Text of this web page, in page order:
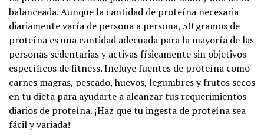
balanceada. Aunque la cantidad de proteína necesaria
diariamente varía de persona a persona, 50 gramos de
proteína es una cantidad adecuada para la mayoría de las
personas sedentarias y activas físicamente sin objetivos
específicos de fitness. Incluye fuentes de proteína como
carnes magras, pescado, huevos, legumbres y frutos secos
en tu dieta para ayudarte a alcanzar tus requerimientos
diarios de proteína. ¡Haz que tu ingesta de proteína sea
fácil y variada!